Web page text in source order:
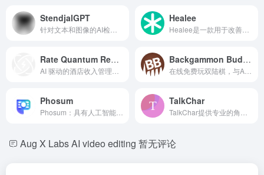
StendjalGPT Healee
Rate Quantum Revenue Management AI Backgammon Buddy
Phosum TalkChar
Aug X Labs AI video editing 暂无评论